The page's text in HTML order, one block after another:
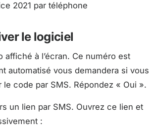
le logiciel
affiché à l’écran. Ce numéro est
automatisé vous demandera si vous
code par SMS. Répondez « Oui ».
un lien par SMS. Ouvrez ce lien et
: